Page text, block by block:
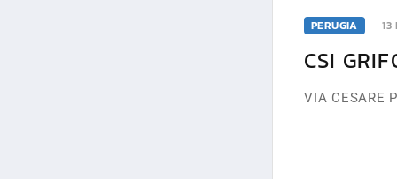
PERUGIA 13
CSI
VIA CESARE